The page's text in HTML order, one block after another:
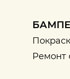
Ремонт